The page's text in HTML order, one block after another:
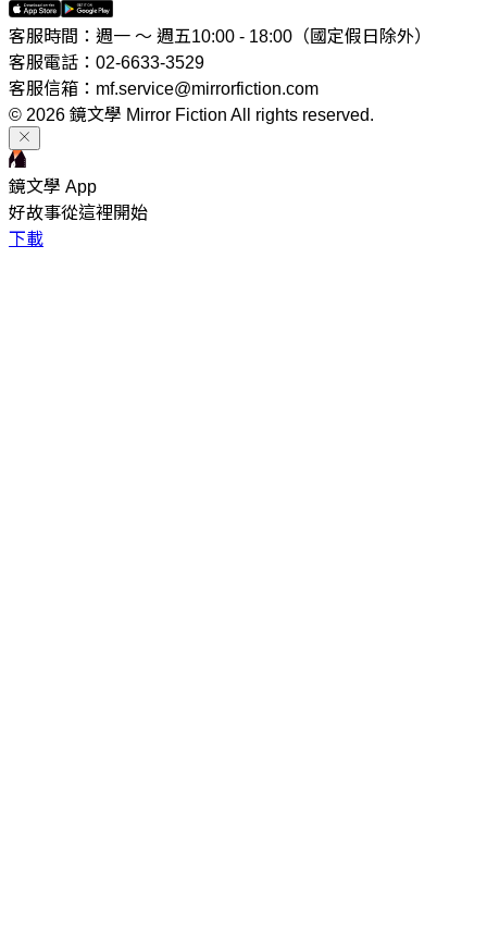
客服時間：週一 ～ 週五10:00 - 18:00（國定假日除外）
客服電話：02-6633-3529
客服信箱：mf.service@mirrorfiction.com
© 2026 鏡文學 Mirror Fiction All rights reserved.
鏡文學 App
好故事從這裡開始
下載